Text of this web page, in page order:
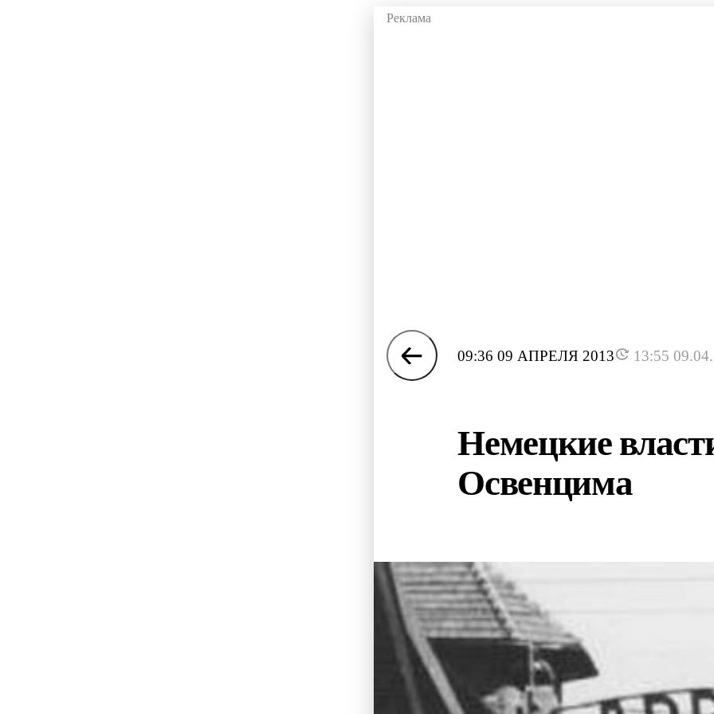
09:36 09 АПРЕЛЯ 2013 13:55
Немецкие
Освенцима